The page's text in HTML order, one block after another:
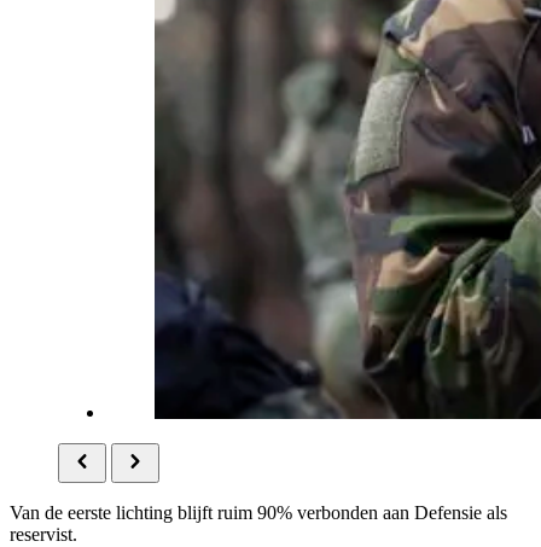
Van de eerste lichting blijft ruim 90% verbonden aan Defensie als
reservist.